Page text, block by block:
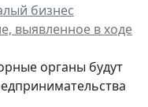
бизнес
выявленное в ходе
органы будут